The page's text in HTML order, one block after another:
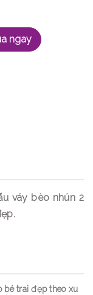
ngay
váy bèo nhún 2
bé trai đẹp theo xu